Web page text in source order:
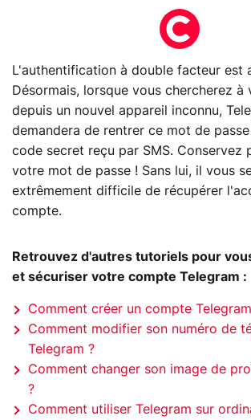
L'authentification à double facteur est
Désormais, lorsque vous chercherez à
depuis un nouvel appareil inconnu,
demandera de rentrer ce mot de
code secret reçu par SMS. Conservez
votre mot de passe ! Sans lui, il vous
extrêmement difficile de récupérer
compte.
Retrouvez d'autres tutoriels pour
et sécuriser votre compte Telegram :
Comment créer un compte
Comment modifier son numéro de
Telegram ?
Comment changer son image de
?
Comment utiliser Telegram sur